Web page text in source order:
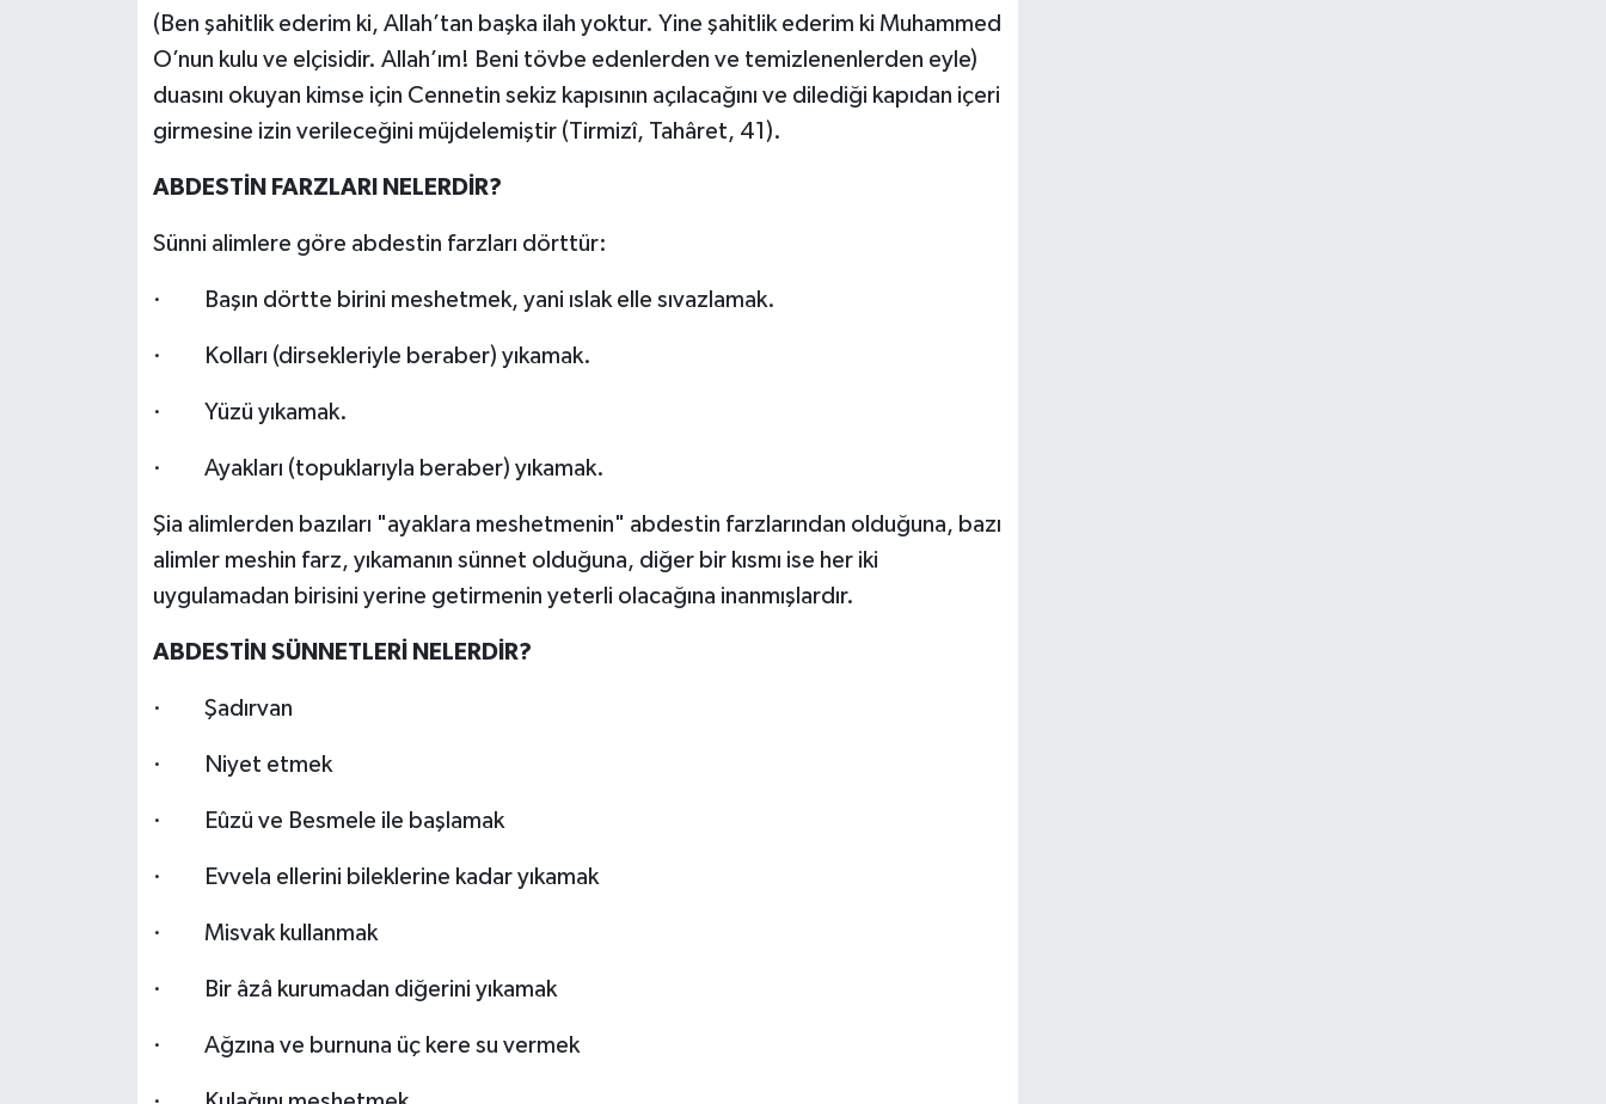
(Ben şahitlik ederim ki, Allah’tan başka ilah yoktur. Yine şahitlik ederim ki Muhammed
O’nun kulu ve elçisidir. Allah’ım! Beni tövbe edenlerden ve temizlenenlerden eyle)
duasını okuyan kimse için Cennetin sekiz kapısının açılacağını ve dilediği kapıdan içeri
girmesine izin verileceğini müjdelemiştir (Tirmizî, Tahâret, 41).
ABDESTİN FARZLARI NELERDİR?
Sünni alimlere göre abdestin farzları dörttür:
· Başın dörtte birini meshetmek, yani ıslak elle sıvazlamak.
· Kolları (dirsekleriyle beraber) yıkamak.
· Yüzü yıkamak.
· Ayakları (topuklarıyla beraber) yıkamak.
Şia alimlerden bazıları "ayaklara meshetmenin" abdestin farzlarından olduğuna, bazı
alimler meshin farz, yıkamanın sünnet olduğuna, diğer bir kısmı ise her iki
uygulamadan birisini yerine getirmenin yeterli olacağına inanmışlardır.
ABDESTİN SÜNNETLERİ NELERDİR?
· Şadırvan
· Niyet etmek
· Eûzü ve Besmele ile başlamak
· Evvela ellerini bileklerine kadar yıkamak
· Misvak kullanmak
· Bir âzâ kurumadan diğerini yıkamak
· Ağzına ve burnuna üç kere su vermek